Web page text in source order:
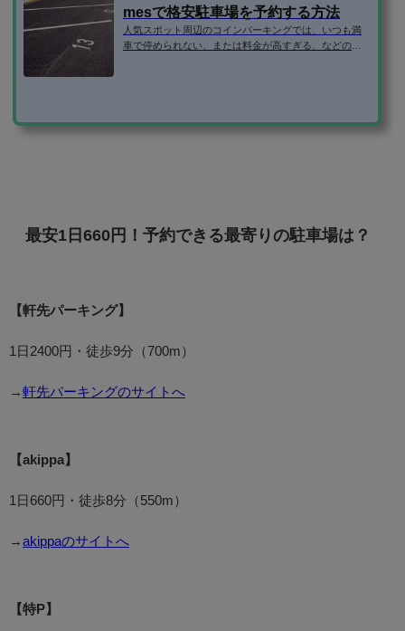
mesで格安駐車場を予約する方法
人気スポット周辺のコインパーキングでは、いつも満
車で停められない、または料金が高すぎる、などの問
方を紹介します！ 登録方法 格安駐車場予約サイトで
最安1日660円！予約できる最寄りの駐車場は？
【軒先パーキング】
1日2400円・徒歩9分（700m）
→ 軒先パーキングのサイトへ
【akippa】
1日660円・徒歩8分（550m）
→ akippaのサイトへ
【特P】